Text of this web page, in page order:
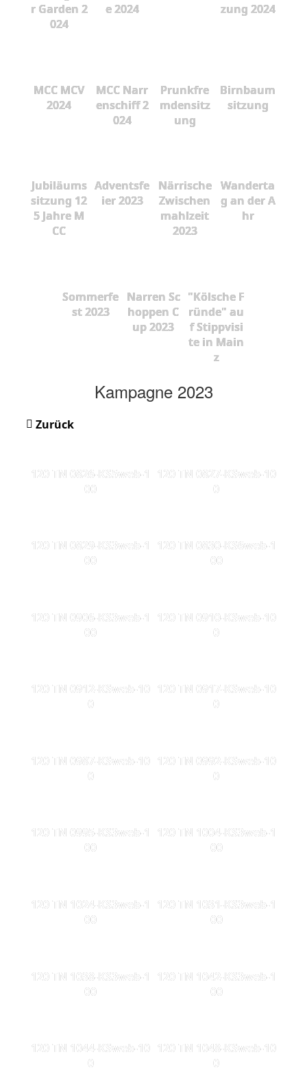
r Garden 2
024
e 2024
zung 2024
MCC MCV
2024
MCC Narr
enschiff 2
024
Prunkfre
mdensitz
ung
Birnbaum
sitzung
Jubiläums
sitzung 12
5 Jahre M
CC
Adventsfe
ier 2023
Närrische
Zwischen
mahlzeit
2023
Wanderta
g an der A
hr
Sommerfe
st 2023
Narren Sc
hoppen C
up 2023
"Kölsche F
ründe" au
f Stippvisi
te in Main
z
Kampagne 2023
Zurück
120 TN 0826-KS5web-1
00
120 TN 0827-KSweb-10
0
120 TN 0829-KS3web-1
00
120 TN 0830-KS6web-1
00
120 TN 0906-KS3web-1
00
120 TN 0910-KSweb-10
0
120 TN 0912-KSweb-10
0
120 TN 0917-KSweb-10
0
120 TN 0987-KSweb-10
0
120 TN 0992-KSweb-10
0
120 TN 0995-KS3web-1
00
120 TN 1004-KS3web-1
00
120 TN 1024-KS3web-1
00
120 TN 1031-KS3web-1
00
120 TN 1038-KS3web-1
00
120 TN 1042-KS3web-1
00
120 TN 1044-KSweb-10
0
120 TN 1048-KSweb-10
0